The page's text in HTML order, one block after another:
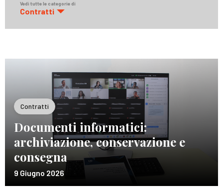
Vedi tutte le categorie di
Contratti
Contratti
Documenti informatici:
archiviazione, conservazione e
consegna
9 Giugno 2026